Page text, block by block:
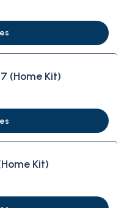
(Home Kit)
Kit)